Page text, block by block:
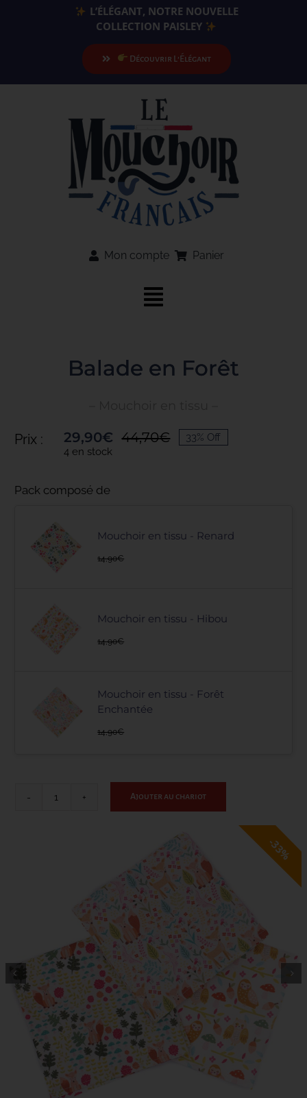
L’ÉLÉGANT, NOTRE NOUVELLE
COLLECTION PAISLEY
Découvrir L’Élégant
Toggle
NOS ENGAGEMENTS
Mon compte Panier
Balade en Forêt
Prix : 44,70€Le
29,90€
Le33% Off
4 en stock
Pack composé de
Mouchoir en tissu - Renard
14,90€
Mouchoir en tissu - Hibou
14,90€
Mouchoir en tissu - Forêt
Enchantée
14,90€
quantité
Ajouter au chariot
33%